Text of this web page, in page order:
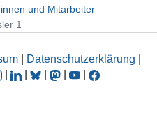
und Mitarbeiter
1
Datenschutzerklärung